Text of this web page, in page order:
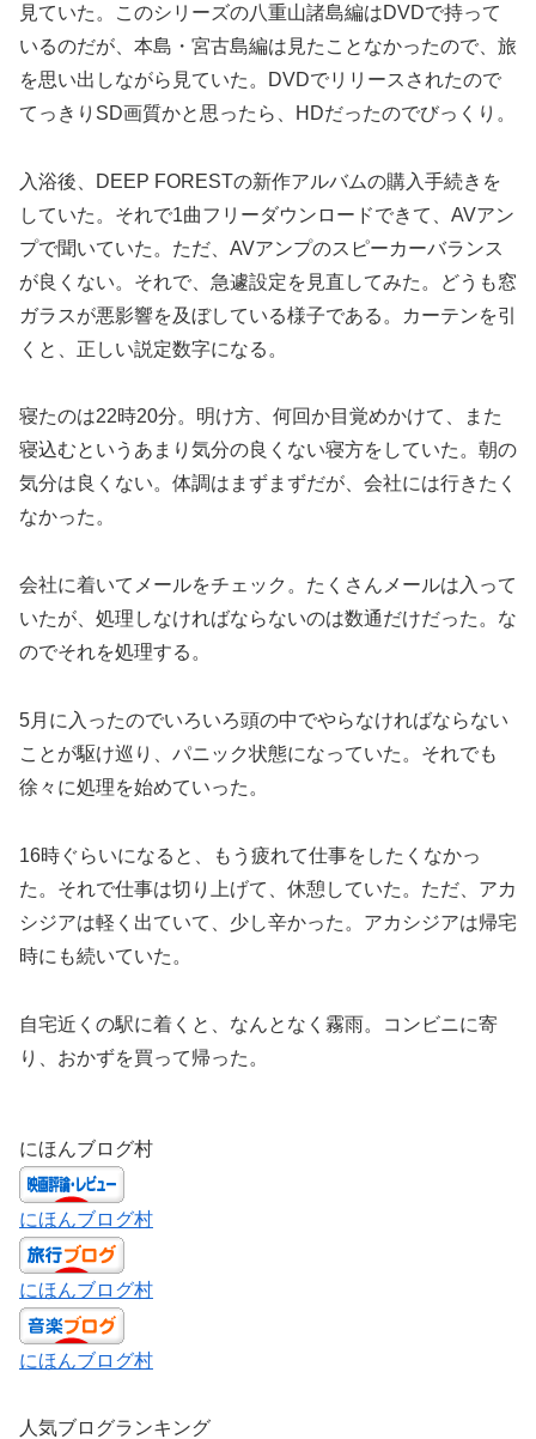
見ていた。このシリーズの八重山諸島編はDVDで持って
いるのだが、本島・宮古島編は見たことなかったので、旅
を思い出しながら見ていた。DVDでリリースされたので
てっきりSD画質かと思ったら、HDだったのでびっくり。
入浴後、DEEP FORESTの新作アルバムの購入手続きを
していた。それで1曲フリーダウンロードできて、AVアン
プで聞いていた。ただ、AVアンプのスピーカーバランス
が良くない。それで、急遽設定を見直してみた。どうも窓
ガラスが悪影響を及ぼしている様子である。カーテンを引
くと、正しい説定数字になる。
寝たのは22時20分。明け方、何回か目覚めかけて、また
寝込むというあまり気分の良くない寝方をしていた。朝の
気分は良くない。体調はまずまずだが、会社には行きたく
なかった。
会社に着いてメールをチェック。たくさんメールは入って
いたが、処理しなければならないのは数通だけだった。な
のでそれを処理する。
5月に入ったのでいろいろ頭の中でやらなければならない
ことが駆け巡り、パニック状態になっていた。それでも
徐々に処理を始めていった。
16時ぐらいになると、もう疲れて仕事をしたくなかっ
た。それで仕事は切り上げて、休憩していた。ただ、アカ
シジアは軽く出ていて、少し辛かった。アカシジアは帰宅
時にも続いていた。
自宅近くの駅に着くと、なんとなく霧雨。コンビニに寄
り、おかずを買って帰った。
にほんブログ村
にほんブログ村
にほんブログ村
にほんブログ村
人気ブログランキング